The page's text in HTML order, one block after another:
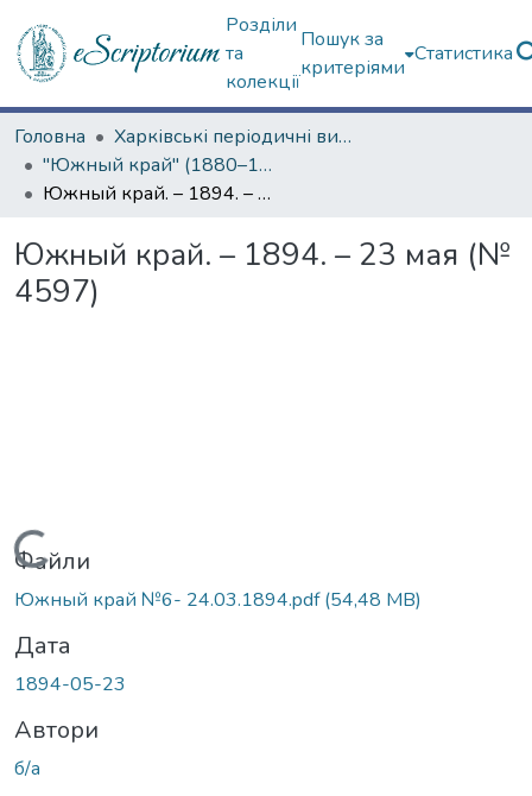
Розділи
та
колекції
Пошук за
критеріями
Статистика
Головна
Харківські періодичні видання
"Южный край" (1880–1919 гг.)
Южный край. – 1894. – 23 мая (№ 4597)
Южный край. – 1894. – 23 мая (№
4597)
Вантажиться...
Файли
Южный край №6- 24.03.1894.pdf(54,48 MB)
Дата
1894-05-23
Автори
б/а